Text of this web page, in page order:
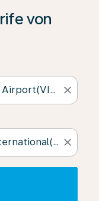
von
close
close
wurden, klicken